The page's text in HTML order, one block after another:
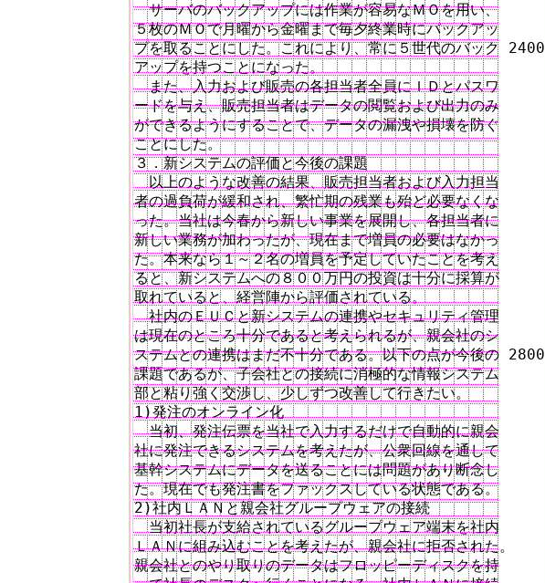
サーバのバックアップには作業が容易なＭＯを用い、
５枚のＭＯで月曜から金曜まで毎夕終業時にバックアッ
プを取ることにした。これにより、常に５世代のバック 2400
アップを持つことになった。
また、入力および販売の各担当者全員にＩＤとパスワ
ードを与え、販売担当者はデータの閲覧および出力のみ
ができるようにすることで、データの漏洩や損壊を防ぐ
ことにした。
３．新システムの評価と今後の課題
以上のような改善の結果、販売担当者および入力担当
者の過負荷が緩和され、繁忙期の残業も殆ど必要なくな
った。当社は今春から新しい事業を展開し、各担当者に
新しい業務が加わったが、現在まで増員の必要はなかっ
た。本来なら１～２名の増員を予定していたことを考え
ると、新システムへの８００万円の投資は十分に採算が
取れていると、経営陣から評価されている。
社内のＥＵＣと新システムの連携やセキュリティ管理
は現在のところ十分であると考えられるが、親会社のシ
ステムとの連携はまだ不十分である。以下の点が今後の 2800
課題であるが、子会社との接続に消極的な情報システム
部と粘り強く交渉し、少しずつ改善して行きたい。
1)発注のオンライン化
当初、発注伝票を当社で入力するだけで自動的に親会
社に発注できるシステムを考えたが、公衆回線を通して
基幹システムにデータを送ることには問題があり断念し
た。現在でも発注書をファックスしている状態である。
2)社内ＬＡＮと親会社グループウェアの接続
当初社長が支給されているグループウェア端末を社内
ＬＡＮに組み込むことを考えたが、親会社に拒否された。
親会社とのやり取りのデータはフロッピーディスクを持